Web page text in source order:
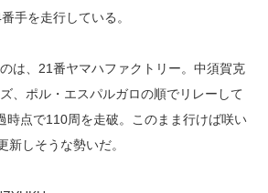
手を走行している。
は、21番ヤマハファクトリー。中須賀克
、ポル・エスパルガロの順でリレーして
時点で110周を走破。このまま行けば咲い
新しそうな勢いだ。